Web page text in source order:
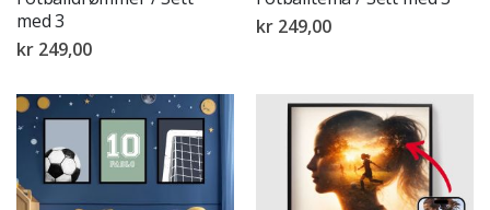
med 3
kr 249,00
kr 249,00